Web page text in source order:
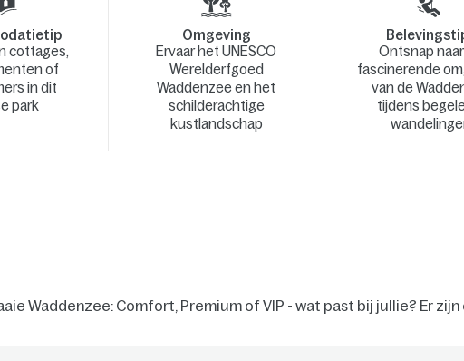
cottages,
of
in dit
park
Omgeving
Ervaar het UNESCO
Werelderfgoed
Waddenzee en het
schilderachtige
kustlandschap
Ontsnap
fascinerende
van de
tijdens
Waddenzee: Comfort, Premium of VIP - wat past bij jullie? Er